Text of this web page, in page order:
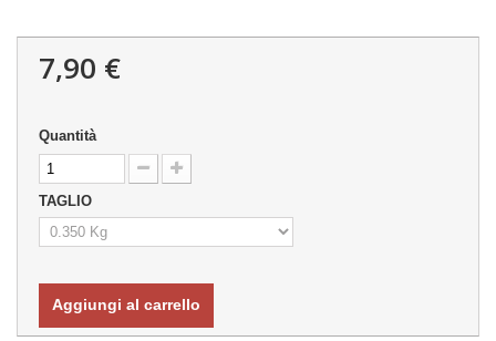
7,90 €
Quantità
TAGLIO
Aggiungi al carrello